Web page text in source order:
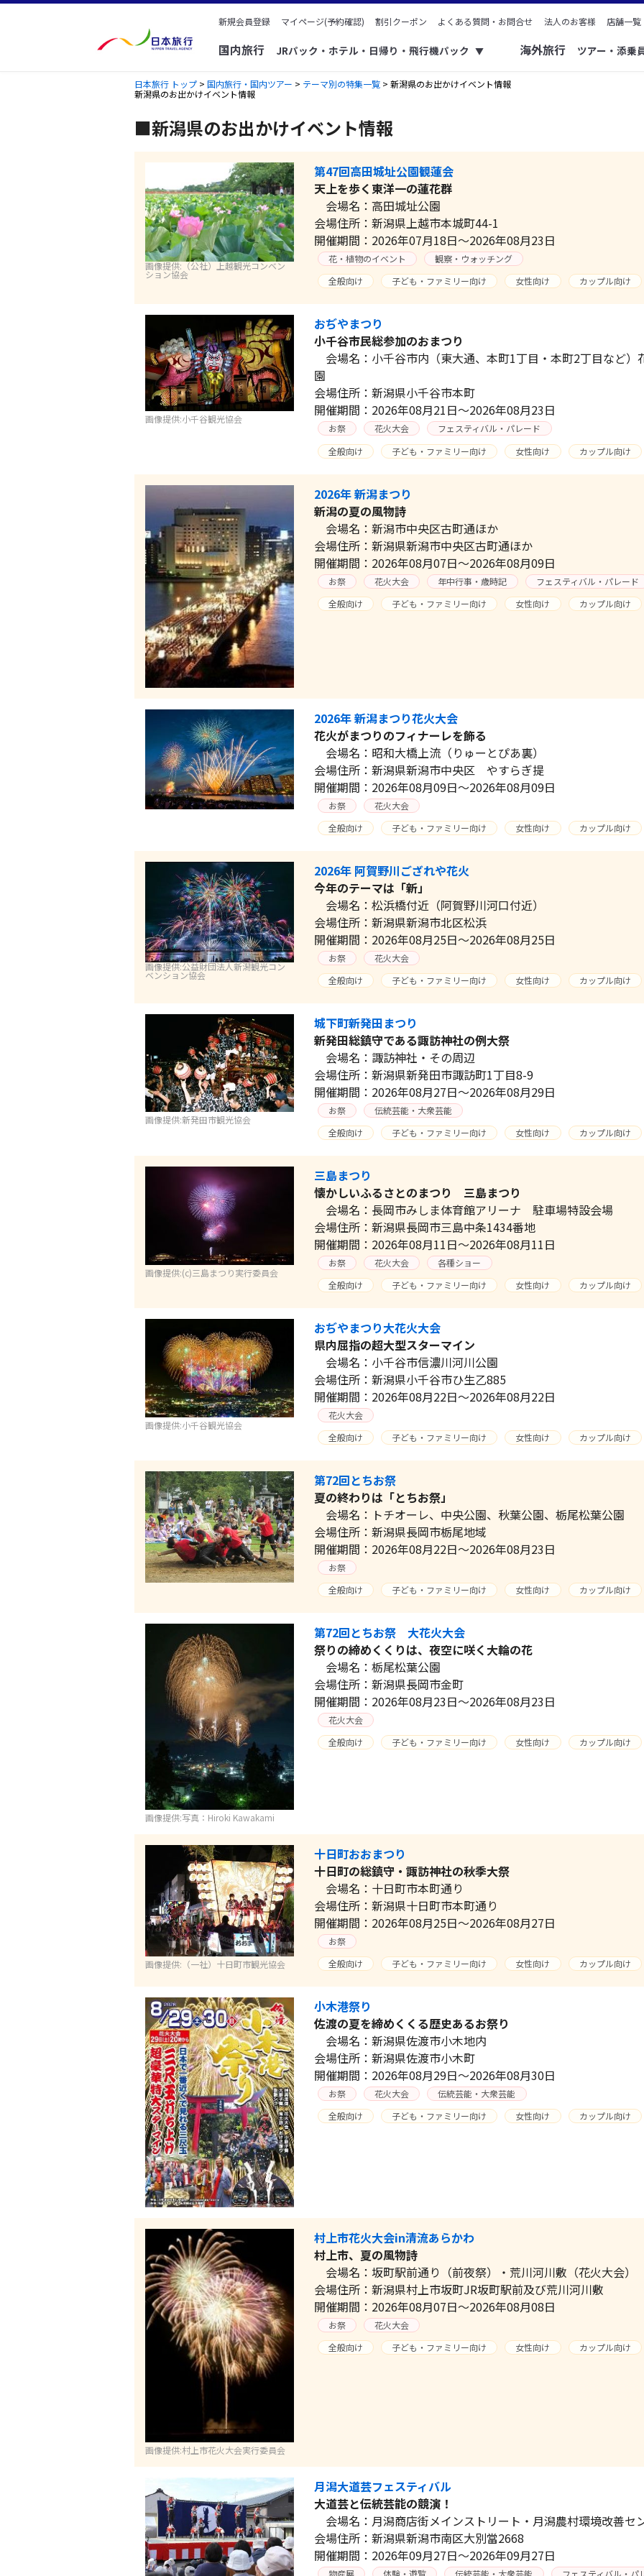
新規会員登録 マイページ(予約確認) 割引クーポン よくある質問・お問合せ 法人のお客様 店舗一覧
国内旅行 JRパック・ホテル・日帰り・飛行機パック ▼ 海外旅行 ツアー・添乗
日本旅行 トップ > 国内旅行・国内ツアー > テーマ別の特集一覧 > 新潟県のお出かけイベント情報
新潟県のお出かけイベント情報
■新潟県のお出かけイベント情報
画像提供:（公社）上越観光コンベン
ション協会
第47回高田城址公園観蓮会
天上を歩く東洋一の蓮花群
会場名：高田城址公園
会場住所：新潟県上越市本城町44-1
開催期間：2026年07月18日～2026年08月23日
花・植物のイベント
観察・ウォッチング
全般向け
子ども・ファミリー向け 女性向け カップル向け
画像提供:小千谷観光協会
おぢやまつり
小千谷市民総参加のおまつり
会場名：小千谷市内（東大通、本町1丁目・本町2丁目など）
園
会場住所：新潟県小千谷市本町
開催期間：2026年08月21日～2026年08月23日
お祭 花火大会
フェスティバル・パレード
全般向け
子ども・ファミリー向け 女性向け カップル向け
2026年 新潟まつり
新潟の夏の風物詩
会場名：新潟市中央区古町通ほか
会場住所：新潟県新潟市中央区古町通ほか
開催期間：2026年08月07日～2026年08月09日
お祭 花火大会 年中行事・歳時記
フェスティバル・パレード
全般向け
子ども・ファミリー向け 女性向け カップル向け
2026年 新潟まつり花火大会
花火がまつりのフィナーレを飾る
会場名：昭和大橋上流（りゅーとぴあ裏）
会場住所：新潟県新潟市中央区 やすらぎ提
開催期間：2026年08月09日～2026年08月09日
お祭
花火大会
全般向け
子ども・ファミリー向け 女性向け カップル向け
画像提供:公益財団法人新潟観光コン
ベンション協会
2026年 阿賀野川ござれや花火
今年のテーマは「新」
会場名：松浜橋付近（阿賀野川河口付近）
会場住所：新潟県新潟市北区松浜
開催期間：2026年08月25日～2026年08月25日
お祭
花火大会
全般向け
子ども・ファミリー向け 女性向け カップル向け
画像提供:新発田市観光協会
城下町新発田まつり
新発田総鎮守である諏訪神社の例大祭
会場名：諏訪神社・その周辺
会場住所：新潟県新発田市諏訪町1丁目8-9
開催期間：2026年08月27日～2026年08月29日
お祭
伝統芸能・大衆芸能
全般向け
子ども・ファミリー向け 女性向け カップル向け
画像提供:(c)三島まつり実行委員会
三島まつり
懐かしいふるさとのまつり 三島まつり
会場名：長岡市みしま体育館アリーナ 駐車場特設会場
会場住所：新潟県長岡市三島中条1434番地
開催期間：2026年08月11日～2026年08月11日
お祭 花火大会
各種ショー
全般向け
子ども・ファミリー向け 女性向け カップル向け
画像提供:小千谷観光協会
おぢやまつり大花火大会
県内屈指の超大型スターマイン
会場名：小千谷市信濃川河川公園
会場住所：新潟県小千谷市ひ生乙885
開催期間：2026年08月22日～2026年08月22日
花火大会
全般向け
子ども・ファミリー向け 女性向け カップル向け
第72回とちお祭
夏の終わりは「とちお祭」
会場名：トチオーレ、中央公園、秋葉公園、栃尾松葉公園
会場住所：新潟県長岡市栃尾地域
開催期間：2026年08月22日～2026年08月23日
お祭
全般向け
子ども・ファミリー向け 女性向け カップル向け
画像提供:写真：Hiroki Kawakami
第72回とちお祭 大花火大会
祭りの締めくくりは、夜空に咲く大輪の花
会場名：栃尾松葉公園
会場住所：新潟県長岡市金町
開催期間：2026年08月23日～2026年08月23日
花火大会
全般向け
子ども・ファミリー向け 女性向け カップル向け
画像提供:（一社）十日町市観光協会
十日町おおまつり
十日町の総鎮守・諏訪神社の秋季大祭
会場名：十日町市本町通り
会場住所：新潟県十日町市本町通り
開催期間：2026年08月25日～2026年08月27日
お祭
全般向け
子ども・ファミリー向け 女性向け カップル向け
小木港祭り
佐渡の夏を締めくくる歴史あるお祭り
会場名：新潟県佐渡市小木地内
会場住所：新潟県佐渡市小木町
開催期間：2026年08月29日～2026年08月30日
お祭 花火大会
伝統芸能・大衆芸能
全般向け
子ども・ファミリー向け 女性向け カップル向け
画像提供:村上市花火大会実行委員会
村上市花火大会in清流あらかわ
村上市、夏の風物詩
会場名：坂町駅前通り（前夜祭）・荒川河川敷（花火大会）
会場住所：新潟県村上市坂町JR坂町駅前及び荒川河川敷
開催期間：2026年08月07日～2026年08月08日
お祭
花火大会
全般向け
子ども・ファミリー向け 女性向け カップル向け
月潟大道芸フェスティバル
大道芸と伝統芸能の競演！
会場名：月潟商店街メインストリート・月潟農村環境改善セ
会場住所：新潟県新潟市南区大別當2668
開催期間：2026年09月27日～2026年09月27日